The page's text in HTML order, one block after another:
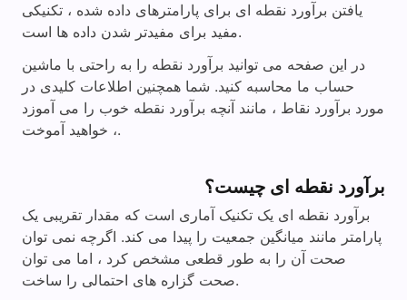
یافتن برآورد نقطه ای برای پارامترهای داده شده ، تکنیکی
مفید برای مفیدتر شدن داده ها است.
در این صفحه می توانید برآورد نقطه را به راحتی با ماشین
حساب ما محاسبه کنید. شما همچنین اطلاعات کلیدی در
مورد برآورد نقاط ، مانند آنچه برآورد نقطه خوب را می آموزد
، خواهید آموخت.
برآورد نقطه ای چیست؟
برآورد نقطه ای یک تکنیک آماری است که مقدار تقریبی یک
پارامتر مانند میانگین جمعیت را پیدا می کند. اگرچه نمی توان
صحت آن را به طور قطعی مشخص کرد ، اما می توان
صحت گزاره های احتمالی را ساخت.